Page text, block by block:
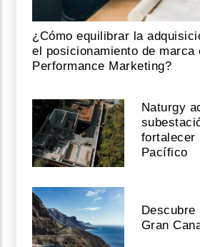
¿Cómo equilibrar la
el posicionamiento de marca
Performance Marketing?
Naturgy
fortalecer
Pacífico
Descubre
Gran